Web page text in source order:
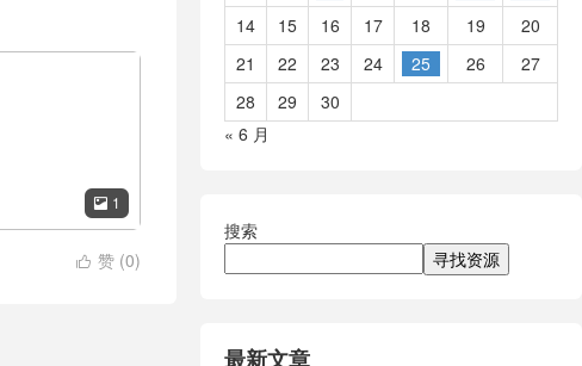
 1
 赞 (0)
14
15 16 17 18 19
20
21
22 23 24 25 26
27
28
29
30
« 6 月
搜索
寻找资源
最新文章